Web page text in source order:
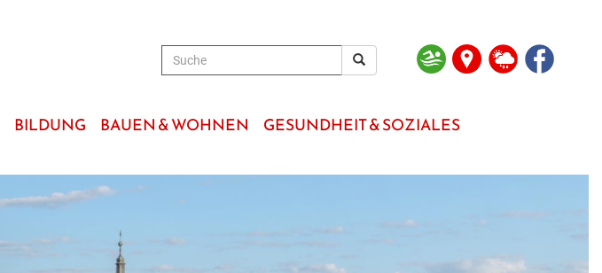
BILDUNG BAUEN & WOHNEN
GESUNDHEIT & SOZIALES